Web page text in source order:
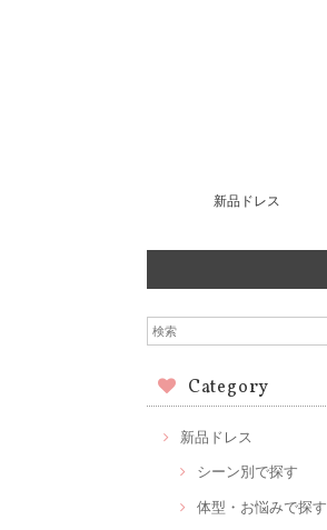
新品ドレス
Category
新品ドレス
シーン別で探す
体型・お悩みで探す